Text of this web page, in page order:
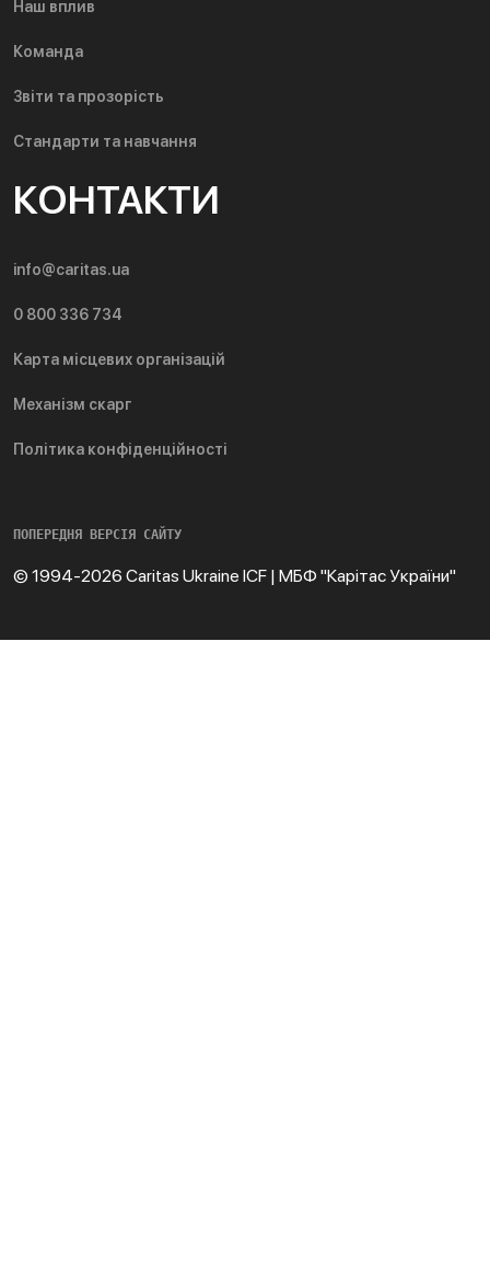
Наш вплив
Команда
Звіти та прозорість
Стандарти та навчання
КОНТАКТИ
info@caritas.ua
0 800 336 734
Карта місцевих організацій
Механізм скарг
Політика конфіденційності
ПОПЕРЕДНЯ ВЕРСІЯ САЙТУ
© 1994-2026 Caritas Ukraine ICF | МБФ "Карітас України"